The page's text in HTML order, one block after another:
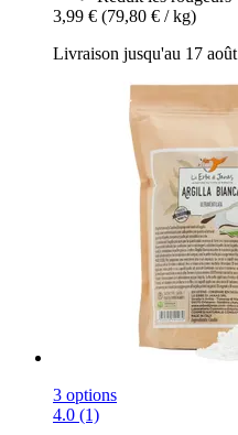
3,99 € (79,80 € / kg)
Livraison jusqu'au 17 août
3 options
4.0 (1)